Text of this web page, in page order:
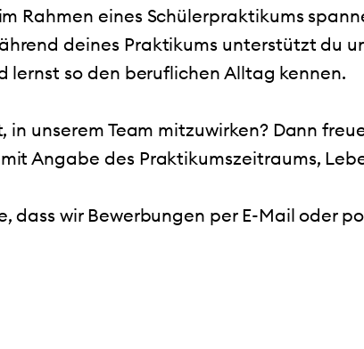
Rahmen eines Schülerpraktikums
deines Praktikums unterstützt du
lernst so den beruflichen Alltag kennen.
in unserem Team mitzuwirken? Dann
Angabe des Praktikumszeitraums,
dass wir Bewerbungen per E-Mail oder